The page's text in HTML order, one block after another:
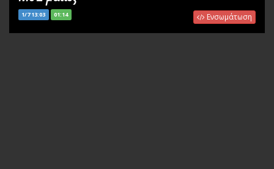
1/7 13:03 01:14 Ενσωμάτωση